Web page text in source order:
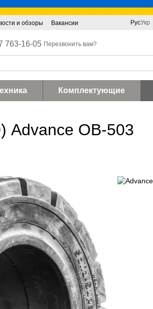
и обзоры Вакансии РусУкр
763-16-05 Перезвонить вам?
Комплектующие
Advance OB-503